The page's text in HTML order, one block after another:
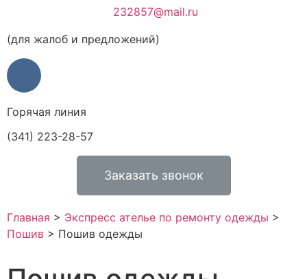
232857@mail.ru
(для жалоб и предложений)
Горячая линия
(341) 223-28-57
Заказать звонок
Главная > Экспресс ателье по ремонту одежды >
Пошив > Пошив одежды